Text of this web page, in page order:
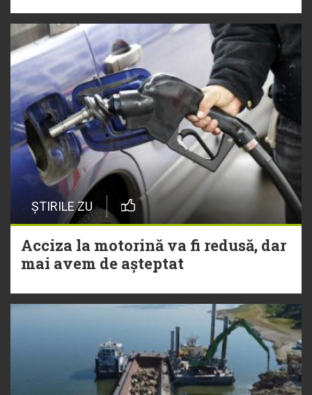
ȘTIRILE ZU
Acciza la motorină va fi redusă, dar
mai avem de așteptat